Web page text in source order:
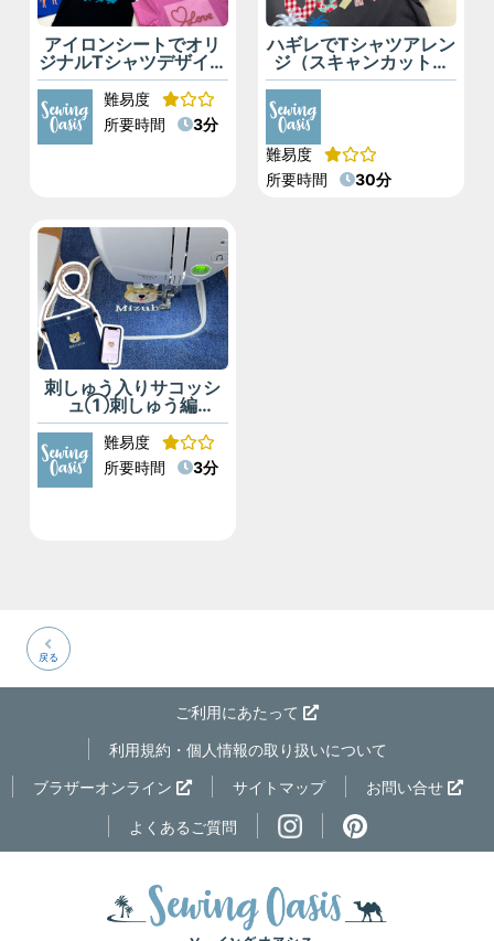
アイロンシートでオリ
ジナルTシャツデザイン
✂（Artspira）
難易度
所要時間
3分
ハギレでTシャツアレン
ジ（スキャンカットで
布を切るコツ）
難易度
所要時間
30分
刺しゅう入りサコッシ
ュ①刺しゅう編
（Artspiraでデータ作
成）
難易度
所要時間
3分
戻る
ご利用にあたって
利用規約・個人情報の取り扱いについて
ブラザーオンライン
サイトマップ お問い合せ
よくあるご質問
ページの先